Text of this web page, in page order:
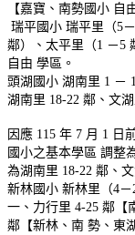
【嘉寶、南勢國小 自
瑞平國小 瑞平里（5
鄰）、太平里（1 －5
自由 學區。
頭湖國小 湖南里 1 －
湖南里 18-22 鄰、文
因應 115 年 7 月 1 日
國小之基本學區 調整
為湖南里 18-22 鄰、
新林國小 新林里（4－
一、力行里 4-25 鄰【
鄰【新林、南 勢、東